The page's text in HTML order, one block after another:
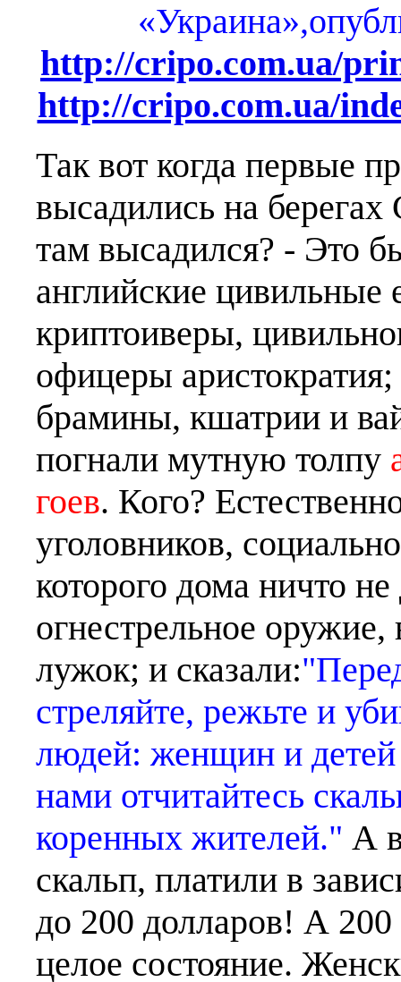
http://cripo.com.ua/
http://cripo.com.ua/
Так вот когда первые
высадились на
там высадился? - Это
английские цивильные
криптоиверы,
офицеры
брамины, кшатрии и
погнали мутную толпу
гоев. Кого?
уголовников,
которого дома ничто
огнестрельное
лужок; и сказали:
стреляйте, режьте и
людей: женщин и детей
нами отчитайтесь
коренных жителей." А
скальп, платили в
до 200 долларов! А
целое состояние.